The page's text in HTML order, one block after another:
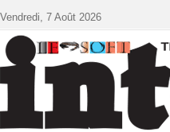
Vendredi, 7 Août 2026